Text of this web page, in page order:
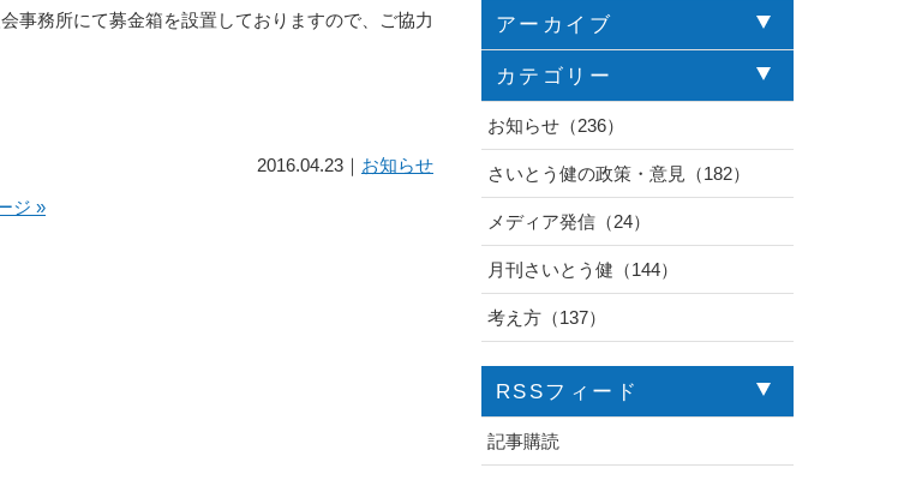
事務所にて募金箱を設置しておりますので、ご協力
2016.04.23｜ お知らせ
ジ »
アーカイブ
カテゴリー
お知らせ（236）
さいとう健の政策・意見（182）
メディア発信（24）
月刊さいとう健（144）
考え方（137）
RSSフィード
記事購読